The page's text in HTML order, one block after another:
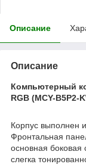
Описание
Описание
Компьютерный
RGB (MCY-B5P2-
Корпус выполнен
Фронтальная
основная боковая
слегка